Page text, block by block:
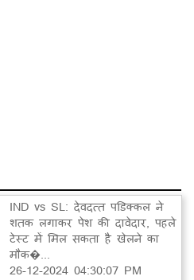
IND vs SL: देवदत्त पडिक्कल ने
शतक लगाकर पेश की दावेदार, पहले
टेस्ट में मिल सकता है खेलने का
मौक�...
26-12-2024 04:30:07 PM